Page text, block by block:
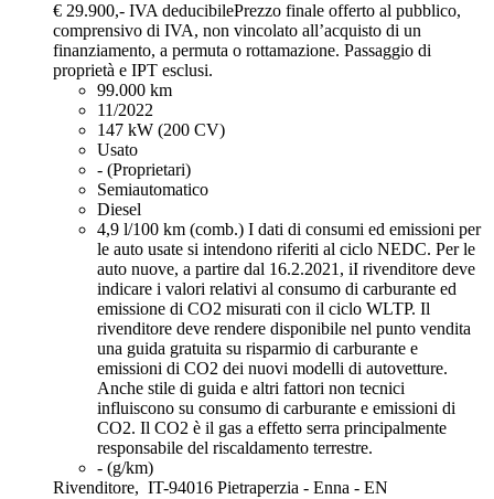
€ 29.900,- IVA deducibilePrezzo finale offerto al pubblico,
comprensivo di IVA, non vincolato all’acquisto di un
finanziamento, a permuta o rottamazione. Passaggio di
proprietà e IPT esclusi.
99.000 km
11/2022
147 kW (200 CV)
Usato
- (Proprietari)
Semiautomatico
Diesel
4,9 l/100 km (comb.) I dati di consumi ed emissioni per
le auto usate si intendono riferiti al ciclo NEDC. Per le
auto nuove, a partire dal 16.2.2021, iI rivenditore deve
indicare i valori relativi al consumo di carburante ed
emissione di CO2 misurati con il ciclo WLTP. Il
rivenditore deve rendere disponibile nel punto vendita
una guida gratuita su risparmio di carburante e
emissioni di CO2 dei nuovi modelli di autovetture.
Anche stile di guida e altri fattori non tecnici
influiscono su consumo di carburante e emissioni di
CO2. Il CO2 è il gas a effetto serra principalmente
responsabile del riscaldamento terrestre.
- (g/km)
Rivenditore, IT-94016 Pietraperzia - Enna - EN